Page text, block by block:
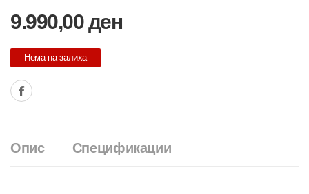
9.990,00ден
Нема на залиха
Опис Спецификации